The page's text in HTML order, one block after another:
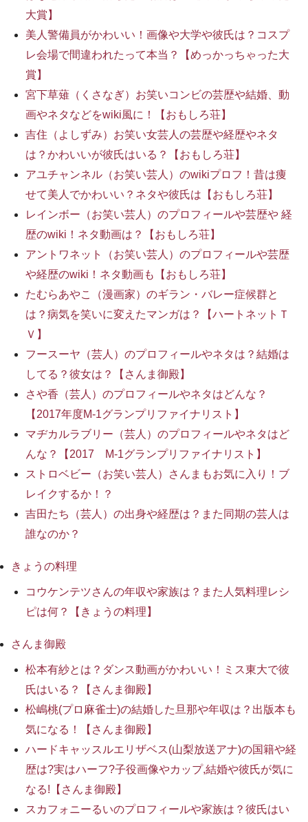
大賞】
美人警備員がかわいい！画像や大学や彼氏は？コスプ
レ会場で間違われたって本当？【めっかっちゃった大
賞】
宮下草薙（くさなぎ）お笑いコンビの芸歴や結婚、動
画やネタなどをwiki風に！【おもしろ荘】
吉住（よしずみ）お笑い女芸人の芸歴や経歴やネタ
は？かわいいが彼氏はいる？【おもしろ荘】
アユチャンネル（お笑い芸人）のwikiプロフ！昔は痩
せて美人でかわいい？ネタや彼氏は【おもしろ荘】
レインボー（お笑い芸人）のプロフィールや芸歴や 経
歴のwiki！ネタ動画は？【おもしろ荘】
アントワネット（お笑い芸人）のプロフィールや芸歴
や経歴のwiki！ネタ動画も【おもしろ荘】
たむらあやこ（漫画家）のギラン・バレー症候群と
は？病気を笑いに変えたマンガは？【ハートネットＴ
Ｖ】
フースーヤ（芸人）のプロフィールやネタは？結婚は
してる？彼女は？【さんま御殿】
さや香（芸人）のプロフィールやネタはどんな？
【2017年度M-1グランプリファイナリスト】
マヂカルラブリー（芸人）のプロフィールやネタはど
んな？【2017 M-1グランプリファイナリスト】
ストロベビー（お笑い芸人）さんまもお気に入り！ブ
レイクするか！？
吉田たち（芸人）の出身や経歴は？また同期の芸人は
誰なのか？
きょうの料理
コウケンテツさんの年収や家族は？また人気料理レシ
ピは何？【きょうの料理】
さんま御殿
松本有紗とは？ダンス動画がかわいい！ミス東大で彼
氏はいる？【さんま御殿】
松嶋桃(プロ麻雀士)の結婚した旦那や年収は？出版本も
気になる！【さんま御殿】
ハードキャッスルエリザベス(山梨放送アナ)の国籍や経
歴は?実はハーフ?子役画像やカップ,結婚や彼氏が気に
なる!【さんま御殿】
スカフォニーるいのプロフィールや家族は？彼氏はい